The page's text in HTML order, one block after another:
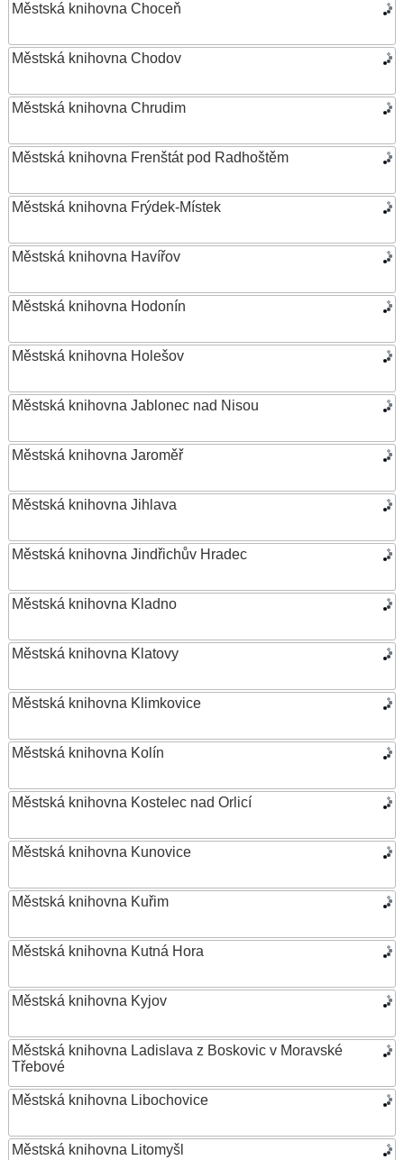
Městská knihovna Choceň
Městská knihovna Chodov
Městská knihovna Chrudim
Městská knihovna Frenštát pod Radhoštěm
Městská knihovna Frýdek-Místek
Městská knihovna Havířov
Městská knihovna Hodonín
Městská knihovna Holešov
Městská knihovna Jablonec nad Nisou
Městská knihovna Jaroměř
Městská knihovna Jihlava
Městská knihovna Jindřichův Hradec
Městská knihovna Kladno
Městská knihovna Klatovy
Městská knihovna Klimkovice
Městská knihovna Kolín
Městská knihovna Kostelec nad Orlicí
Městská knihovna Kunovice
Městská knihovna Kuřim
Městská knihovna Kutná Hora
Městská knihovna Kyjov
Městská knihovna Ladislava z Boskovic v Moravské
Třebové
Městská knihovna Libochovice
Městská knihovna Litomyšl